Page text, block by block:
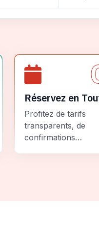
Réservez en
Sécurité
Profitez de tarifs
transparents, de
confirmations